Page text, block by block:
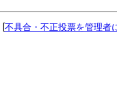
不具合・不正投票を管理者